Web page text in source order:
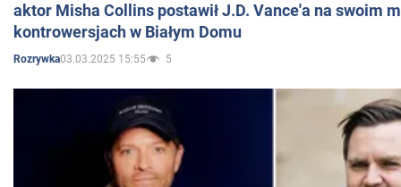
aktor Misha Collins postawił J.D. Vance'a na swoim
kontrowersjach w Białym Domu
Rozrywka03.03.2025 15:55 5